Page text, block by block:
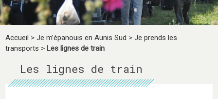
Accueil >Je m’épanouis en Aunis Sud >Je prends les
transports > Les lignes de train
Les lignes de train